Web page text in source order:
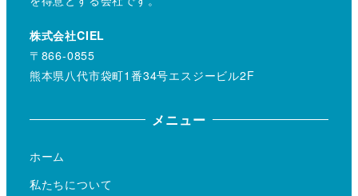
株式会社CIEL
〒866-0855
熊本県八代市袋町1番34号エスジービル2F
メニュー
ホーム
私たちについて